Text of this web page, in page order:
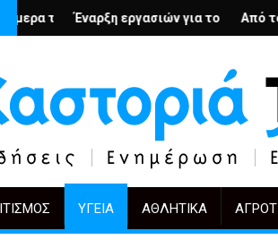
– Ο Άρμιν Βέγκνερ απέναντι στη λήθη
για το Κέντρο Ημέρας Ολικής
Από τον Εμφύλιο στην
ΥΓΕΊΑ ΑΘΛΗΤΙΚΆ